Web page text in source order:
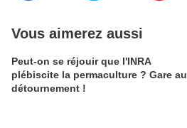
Vous aimerez aussi
Peut-on se réjouir que l'INRA
plébiscite la permaculture ? Gare au
détournement !